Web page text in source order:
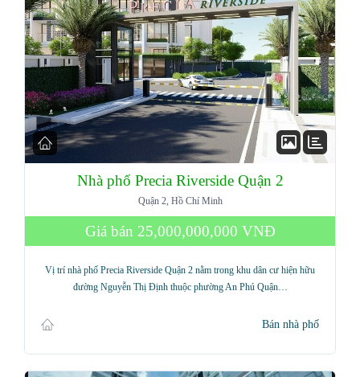
Nhà phố Precia Riverside Quận 2
Quận 2, Hồ Chí Minh
Giá bán 25,000,000,000 VNĐ
Vị trí nhà phố Precia Riverside Quận 2 nằm trong khu dân cư hiện hữu
đường Nguyễn Thị Định thuộc phường An Phú Quận…
Bán nhà phố